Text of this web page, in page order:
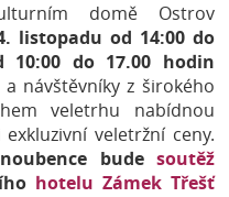
domě Ostrov
listopadu od 14:00 do
do 17.00 hodin
návštěvníky z širokého
veletrhu nabídnou
veletržní ceny.
bude soutěž
hotelu Zámek Třešť